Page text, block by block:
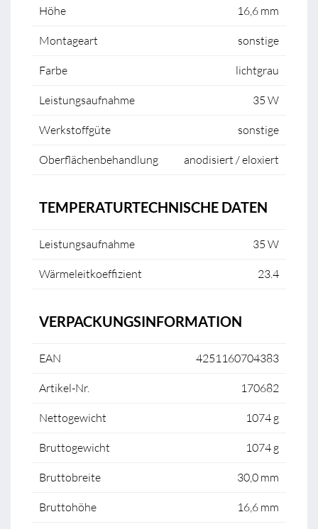
Höhe 16,6 mm
Montageart sonstige
Farbe lichtgrau
Leistungsaufnahme 35 W
Werkstoffgüte sonstige
Oberflächenbehandlung anodisiert / eloxiert
TEMPERATURTECHNISCHE DATEN
Leistungsaufnahme 35 W
Wärmeleitkoeffizient 23.4
VERPACKUNGSINFORMATION
EAN 4251160704383
Artikel-Nr. 170682
Nettogewicht 1074 g
Bruttogewicht 1074 g
Bruttobreite 30,0 mm
Bruttohöhe 16,6 mm